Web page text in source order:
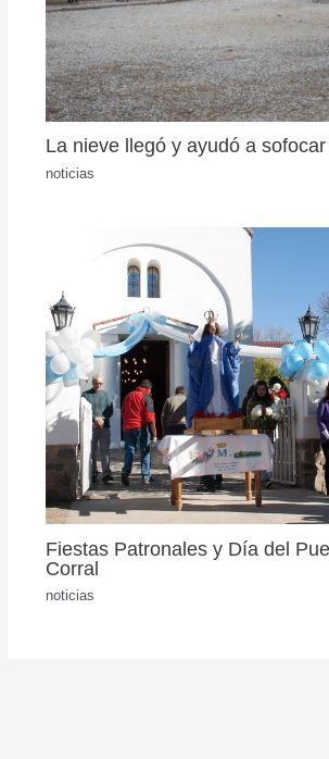
La nieve llegó y ayudó a
noticias
Fiestas Patronales y Día del
Corral
noticias